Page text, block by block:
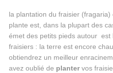
la plantation du fraisier
plante est, dans la plupart des
émet des petits pieds autour est
fraisiers : la terre est encore
obtiendrez un meilleur
avez oublié de plantervos